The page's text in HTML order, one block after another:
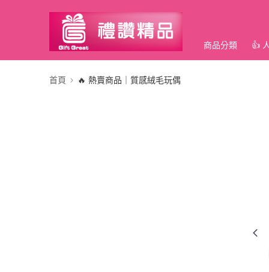
商品分類 👍
首頁 🔥 熱賣商品｜質感絨毛玩偶